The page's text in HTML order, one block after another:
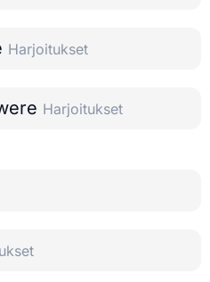
Harjoitukset
Harjoitukset